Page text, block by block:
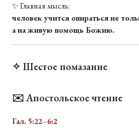
✨ Главная мысль:
человек учится опираться не
а на живую помощь Божию.
✧ Шестое помазание
✉️ Апостольское чтение
Гал. 5:22–6:2